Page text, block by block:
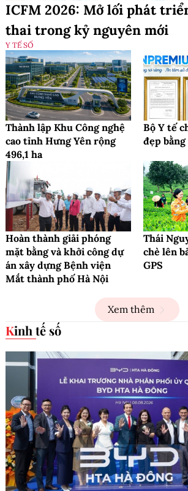
ICFM 2026: Mở lối phát
thai trong kỷ nguyên mới
Y TẾ SỐ
Thành lập Khu Công nghệ
cao tỉnh Hưng Yên rộng
496,1 ha
Bộ Y tế
đẹp
Hoàn thành giải phóng
mặt bằng và khởi công dự
án xây dựng Bệnh viện
Mắt thành phố Hà Nội
Thái
chè lên
GPS
Xem thêm
Kinh tế số